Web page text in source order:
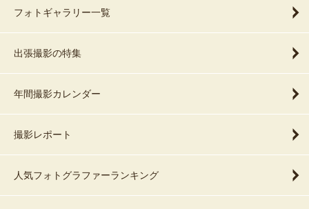
フォトギャラリー一覧
出張撮影の特集
年間撮影カレンダー
撮影レポート
人気フォトグラファーランキング